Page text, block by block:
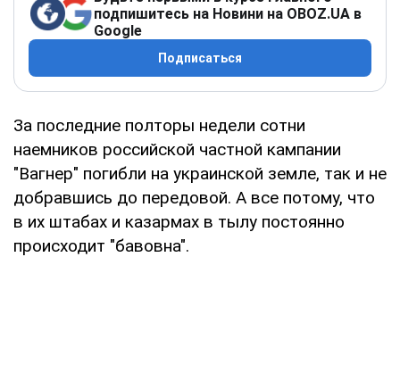
подпишитесь на Новини на OBOZ.UA в
Google
Подписаться
За последние полторы недели сотни
наемников российской частной кампании
"Вагнер" погибли на украинской земле, так и не
добравшись до передовой. А все потому, что
в их штабах и казармах в тылу постоянно
происходит "бавовна".